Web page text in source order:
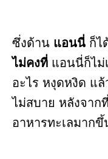
ซึ่งด้าน แอนนี่ ก็ไ
ไม่คงที่ แอนนี่ก็ไม่
อะไร หงุดหงิด แ
ไม่สบาย หลังจาก
อาหารทะเลมากขึ้